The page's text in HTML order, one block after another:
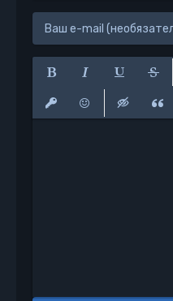
Полужирный
Курсив